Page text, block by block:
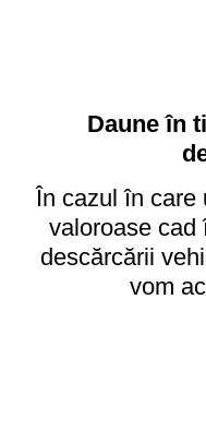
Daune în
În cazul în care
valoroase cad
descărcării
vom